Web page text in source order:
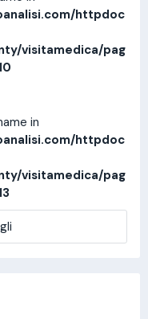
httpdoc
visitamedica/pag
in
httpdoc
visitamedica/pag